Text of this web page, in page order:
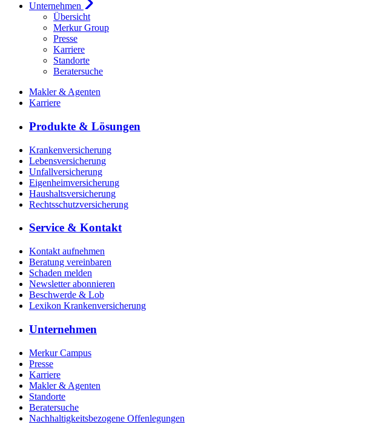
Unternehmen
Übersicht
Merkur Group
Presse
Karriere
Standorte
Beratersuche
Makler & Agenten
Karriere
Produkte & Lösungen
Krankenversicherung
Lebensversicherung
Unfallversicherung
Eigenheimversicherung
Haushaltsversicherung
Rechtsschutzversicherung
Service & Kontakt
Kontakt aufnehmen
Beratung vereinbaren
Schaden melden
Newsletter abonnieren
Beschwerde & Lob
Lexikon Krankenversicherung
Unternehmen
Merkur Campus
Presse
Karriere
Makler & Agenten
Standorte
Beratersuche
Nachhaltigkeitsbezogene Offenlegungen